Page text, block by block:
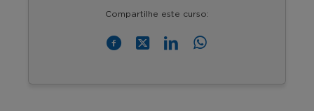
Compartilhe este curso: